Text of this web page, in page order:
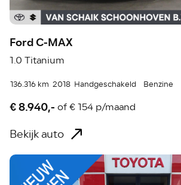
Ford C-MAX
1.0 Titanium
136.316 km 2018 Handgeschakeld Benzine
€ 8.940,- of€ 154 p/maand
Bekijk auto